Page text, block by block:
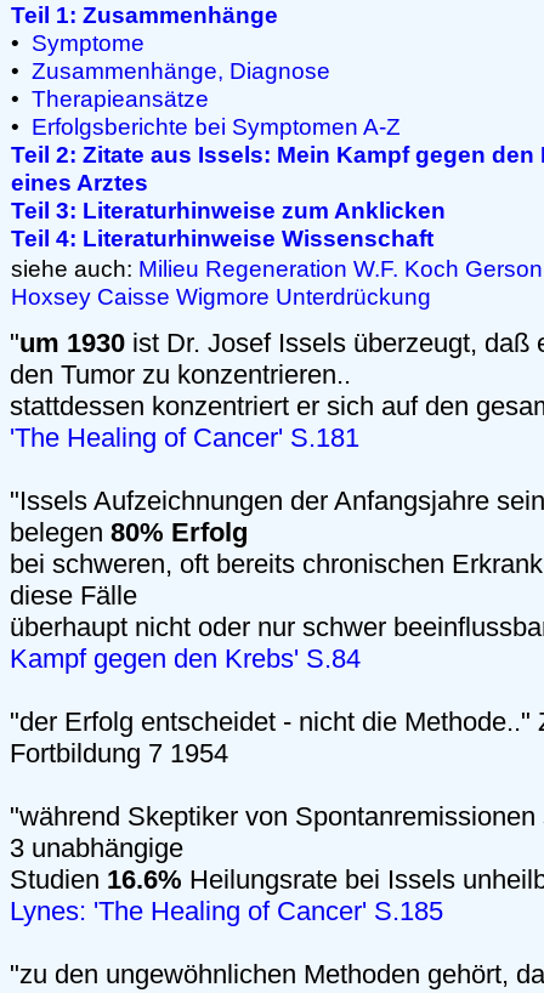
Teil 1: Zusammenhänge
• Symptome
• Zusammenhänge, Diagnose
• Therapieansätze
• Erfolgsberichte bei Symptomen A-Z
Teil 2: Zitate aus Issels: Mein Kampf gegen
eines Arztes
Teil 3: Literaturhinweise zum Anklicken
Teil 4: Literaturhinweise Wissenschaft
siehe auch: Milieu Regeneration W.F. Koch Gerson
Hoxsey Caisse Wigmore Unterdrückung
"um 1930 ist Dr. Josef Issels überzeugt, daß
den Tumor zu konzentrieren..
stattdessen konzentriert er sich auf den
'The Healing of Cancer' S.181
"Issels Aufzeichnungen der Anfangsjahre
belegen 80% Erfolg
bei schweren, oft bereits chronischen
diese Fälle
überhaupt nicht oder nur schwer
Kampf gegen den Krebs' S.84
"der Erfolg entscheidet - nicht die Methode.."
Fortbildung 7 1954
"während Skeptiker von
3 unabhängige
Studien 16.6% Heilungsrate bei Issels
Lynes: 'The Healing of Cancer' S.185
"zu den ungewöhnlichen Methoden gehört,